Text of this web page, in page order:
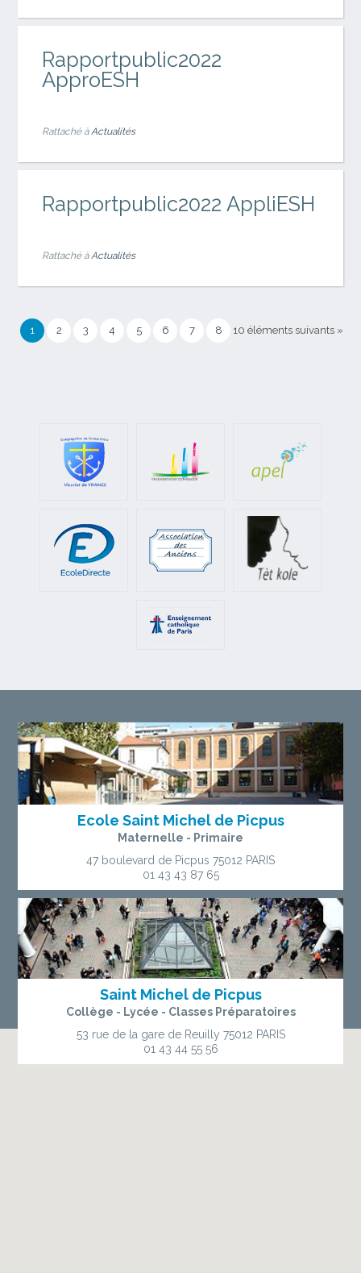
Rapportpublic2022
ApproESH
Rattaché à Actualités
Rapportpublic2022 AppliESH
Rattaché à Actualités
10 éléments suivants »
1 2 3 4 5 6 7 8
Ecole Saint Michel de Picpus
Maternelle - Primaire
47 boulevard de Picpus 75012 PARIS
01 43 43 87 65
Saint Michel de Picpus
Collège - Lycée - Classes Préparatoires
53 rue de la gare de Reuilly 75012 PARIS
01 43 44 55 56